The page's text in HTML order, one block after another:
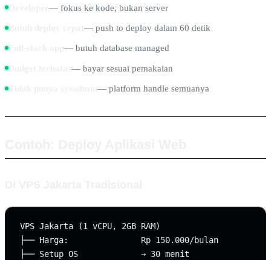
Developer — fokus ke kode, bukan server
Butuh deploy cepat — push to deploy dalam 60 detik
Full-stack app— butuh database managed
Budget terbatas — bayar sesuai pemakaian
Tidak punya sysadmin — platform handle semuanya
VPS Jakarta (1 vCPU, 2GB RAM)
├── Harga:               Rp 150.000/bulan
├── Setup OS             → 30 menit